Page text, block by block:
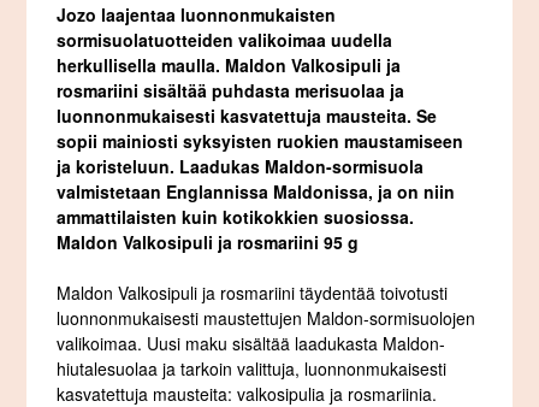
Jozo laajentaa luonnonmukaisten
sormisuolatuotteiden valikoimaa uudella
herkullisella maulla. Maldon Valkosipuli ja
rosmariini sisältää puhdasta merisuolaa ja
luonnonmukaisesti kasvatettuja mausteita. Se
sopii mainiosti syksyisten ruokien maustamiseen
ja koristeluun. Laadukas Maldon-sormisuola
valmistetaan Englannissa Maldonissa, ja on niin
ammattilaisten kuin kotikokkien suosiossa.
Maldon Valkosipuli ja rosmariini 95 g
Maldon Valkosipuli ja rosmariini täydentää toivotusti
luonnonmukaisesti maustettujen Maldon-sormisuolojen
valikoimaa. Uusi maku sisältää laadukasta Maldon-
hiutalesuolaa ja tarkoin valittuja, luonnonmukaisesti
kasvatettuja mausteita: valkosipulia ja rosmariinia.